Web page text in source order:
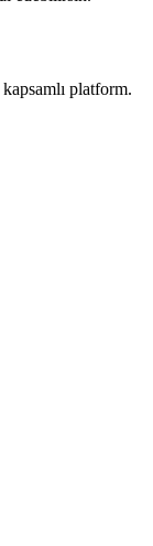
platform.